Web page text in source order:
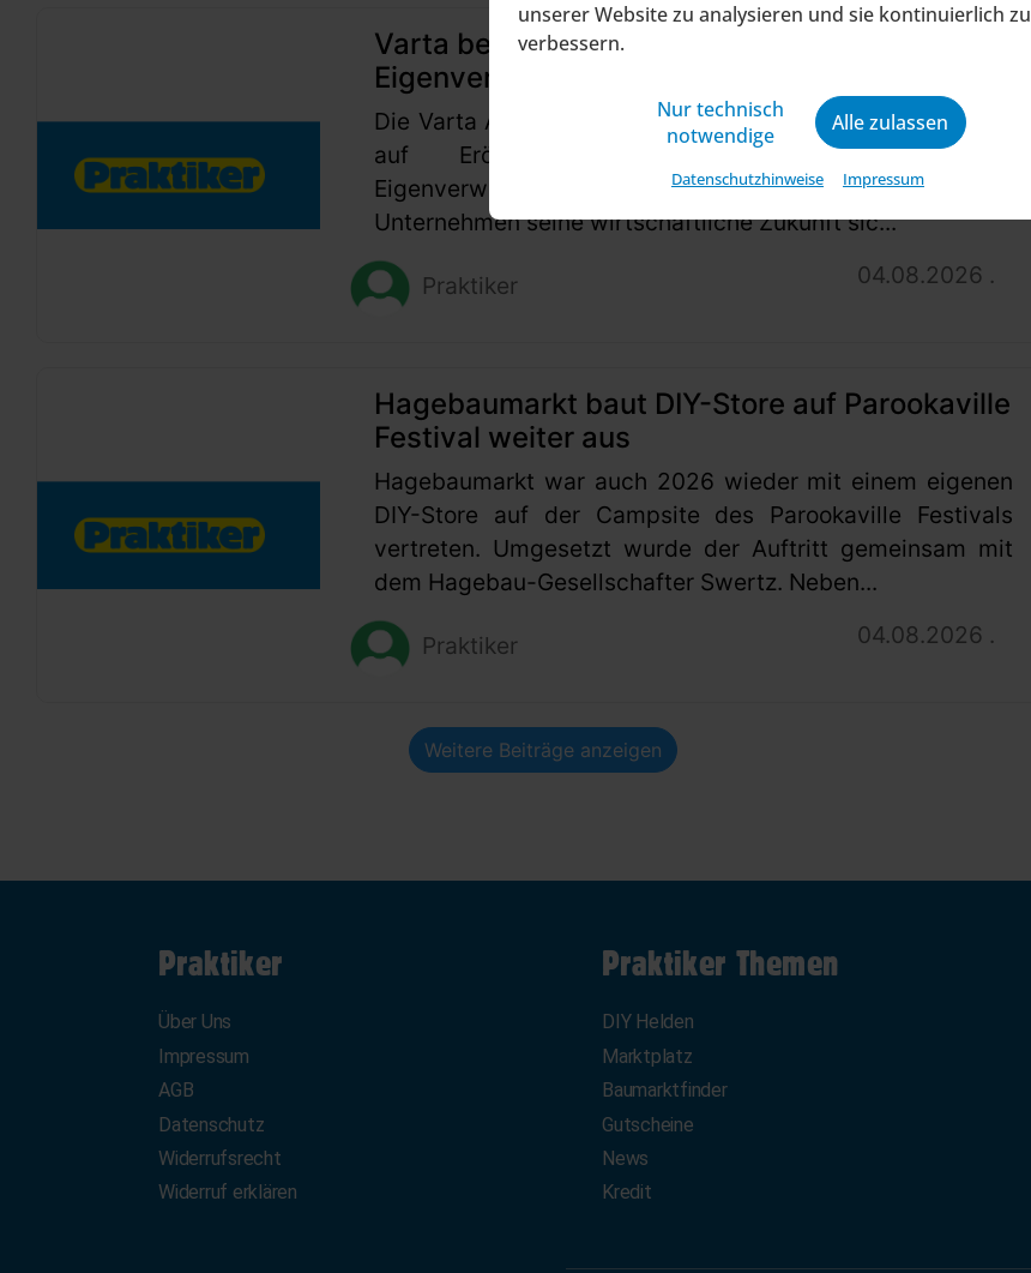
unserer Website zu analysieren und sie kontinuierlich zu
verbessern.
Nur technisch
notwendige
Alle zulassen
Datenschutzhinweise Impressum
Varta beantragt Insolvenzverfahren in
Eigenverwaltung
Die Varta AG hat beim Amtsgericht Stuttgart einen Antrag
auf Eröffnung eines Insolvenzverfahrens in
Eigenverwaltung gestellt. Mit diesem Schritt will das
Unternehmen seine wirtschaftliche Zukunft sic...
Praktiker 04.08.2026 .
Hagebaumarkt baut DIY-Store auf Parookaville
Festival weiter aus
Hagebaumarkt war auch 2026 wieder mit einem eigenen
DIY-Store auf der Campsite des Parookaville Festivals
vertreten. Umgesetzt wurde der Auftritt gemeinsam mit
dem Hagebau-Gesellschafter Swertz. Neben...
Praktiker 04.08.2026 .
Weitere Beiträge anzeigen
Praktiker
Über Uns
Impressum
AGB
Datenschutz
Widerrufsrecht
Widerruf erklären
Praktiker Themen
DIY Helden
Marktplatz
Baumarktfinder
Gutscheine
News
Kredit